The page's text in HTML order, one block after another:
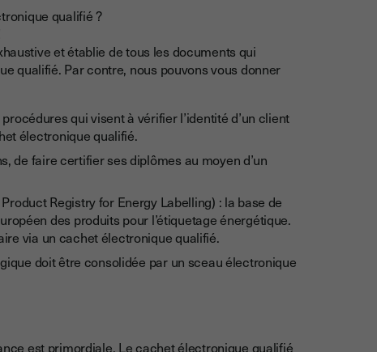
qualifié ?
et établie de tous les documents qui
qualifié. Par contre, nous pouvons vous donner
qui visent à vérifier l’identité d’un client
électronique qualifié.
de faire certifier ses diplômes au moyen d’un
Registry for Energy Labelling) : la base de
des produits pour l’étiquetage énergétique.
via un cachet électronique qualifié.
doit être consolidée par un sceau électronique
est primordiale. Le cachet électronique qualifié